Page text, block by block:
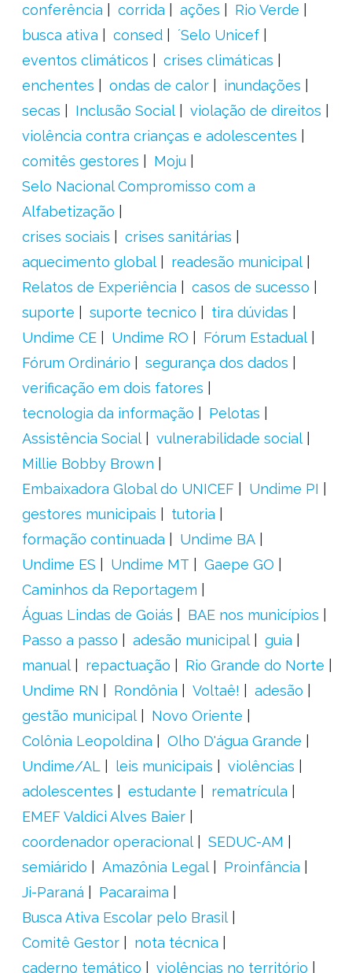
conferência
corrida ações
Rio Verde
busca ativa
consed
´Selo Unicef
eventos climáticos
crises climáticas
enchentes
ondas de calor
inundações
secas
Inclusão Social
violação de direitos
violência contra crianças e adolescentes
comitês gestores
Moju
Selo Nacional Compromisso com a
Alfabetização
crises sociais
crises sanitárias
aquecimento global
readesão municipal
Relatos de Experiência
casos de sucesso
suporte
suporte tecnico
tira dúvidas
Undime CE
Undime RO
Fórum Estadual
Fórum Ordinário
segurança dos dados
verificação em dois fatores
tecnologia da informação
Pelotas
Assistência Social
vulnerabilidade social
Millie Bobby Brown
Embaixadora Global do UNICEF
Undime PI
gestores municipais
tutoria
formação continuada
Undime BA
Undime ES
Undime MT
Gaepe GO
Caminhos da Reportagem
Águas Lindas de Goiás
BAE nos municípios
Passo a passo
adesão municipal
guia
manual
repactuação
Rio Grande do Norte
Undime RN
Rondônia Voltaê!
adesão
gestão municipal
Novo Oriente
Colônia Leopoldina
Olho D'água Grande
Undime/AL
leis municipais
violências
adolescentes
estudante
rematrícula
EMEF Valdici Alves Baier
coordenador operacional
SEDUC-AM
semiárido
Amazônia Legal
Proinfância
Ji-Paraná
Pacaraima
Busca Ativa Escolar pelo Brasil
Comitê Gestor
nota técnica
caderno temático
violências no território